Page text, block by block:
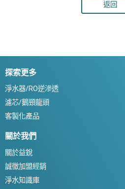
返回
探索更多
淨水器/RO逆滲透
濾芯/鵝頸龍頭
客製化產品
關於我們
關於益銳
誠徵加盟經銷
淨水知識庫